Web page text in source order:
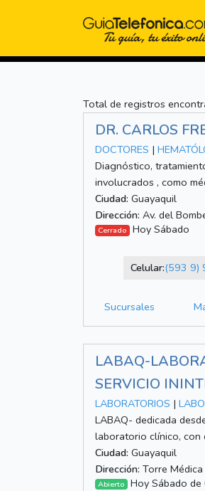
Total de registros
DR. CARLOS
DOCTORES |
Diagnóstico,
involucrados , como
Ciudad: Guayaquil
Dirección: Av. del
Cerrado Hoy Sábado
Celular:(593 9)
Sucursales
LABAQ-
SERVICIO
LABORATORIOS |
LABAQ- dedicada
laboratorio clínico,
Ciudad: Guayaquil
Dirección: Torre
Abierto Hoy Sábado